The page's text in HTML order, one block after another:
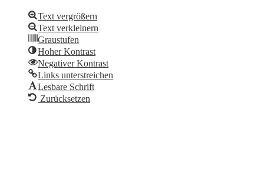
Text vergrößern
Text verkleinern
Graustufen
Hoher Kontrast
Negativer Kontrast
Links unterstreichen
Lesbare Schrift
Zurücksetzen